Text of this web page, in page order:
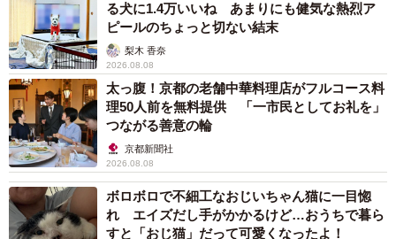
る犬に1.4万いいね あまりにも健気な熱烈ア
ピールのちょっと切ない結末
梨木 香奈
2026.08.08
太っ腹！京都の老舗中華料理店がフルコース料
理50人前を無料提供 「一市民としてお礼を」
つながる善意の輪
京都新聞社
2026.08.08
ボロボロで不細工なおじいちゃん猫に一目惚
れ エイズだし手がかかるけど…おうちで暮ら
すと「おじ猫」だって可愛くなったよ！